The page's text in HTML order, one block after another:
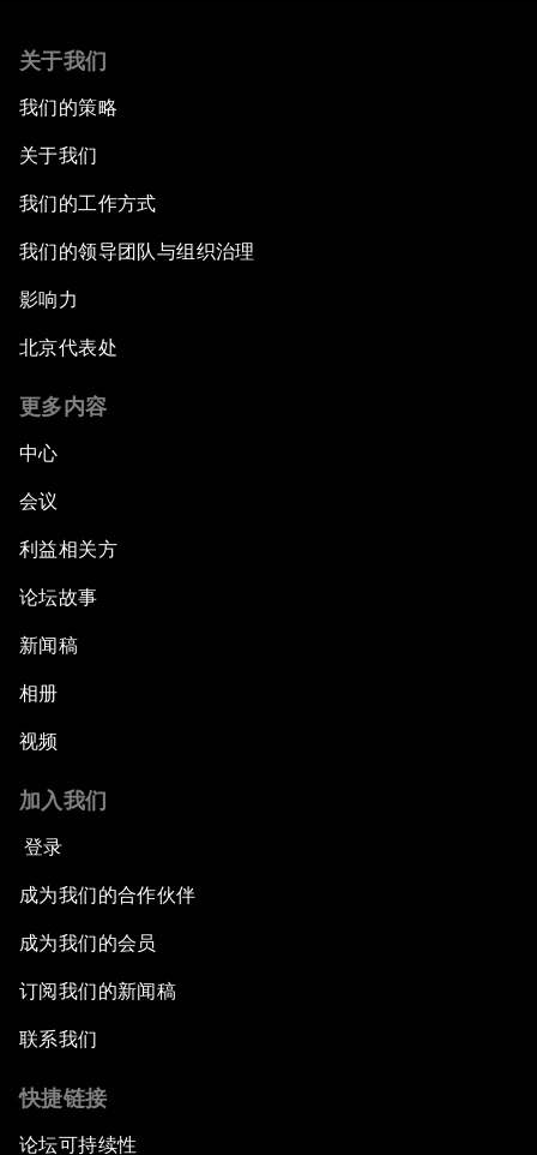
关于我们
我们的策略
关于我们
我们的工作方式
我们的领导团队与组织治理
影响力
北京代表处
更多内容
中心
会议
利益相关方
论坛故事
新闻稿
相册
视频
加入我们
登录
成为我们的合作伙伴
成为我们的会员
订阅我们的新闻稿
联系我们
快捷链接
论坛可持续性